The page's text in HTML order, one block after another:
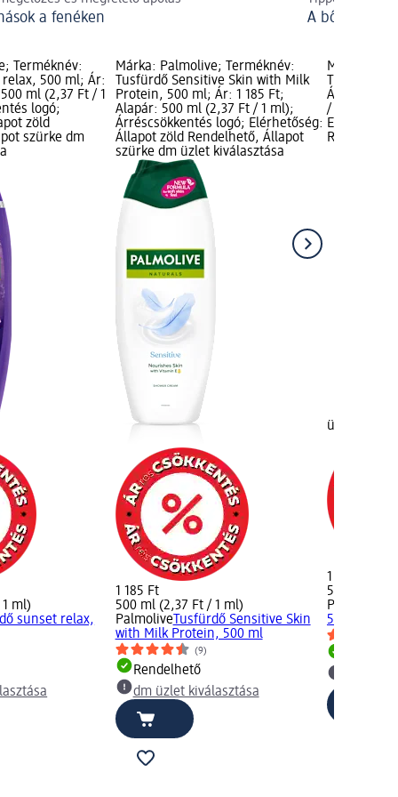
a fenéken A bőr
Terméknév:
500 ml; Ár:
ml (2,37 Ft / 1
logó;
zöld
szürke dm
ml)
sunset relax,
Márka: Palmolive; Terméknév:
Tusfürdő Sensitive Skin with Milk
Protein, 500 ml; Ár: 1 185 Ft;
Alapár: 500 ml (2,37 Ft / 1 ml);
Árréscsökkentés logó; Elérhetőség:
Állapot zöld Rendelhető, Állapot
szürke dm üzlet kiválasztása
1 185 Ft
500 ml (2,37 Ft / 1 ml)
Palmolive Tusfürdő Sensitive Skin
with Milk Protein, 500 ml
(9)
Rendelhető
dm üzlet kiválasztása
Márka:
Tusfürdő
Ár: 1 185
/ 1 ml);
üzlet
1 185 Ft
500 ml
Palmolive
500 ml